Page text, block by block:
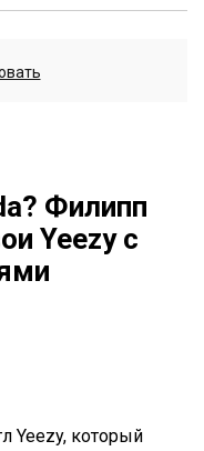
Филипп
Yeezy с
Yeezy, который